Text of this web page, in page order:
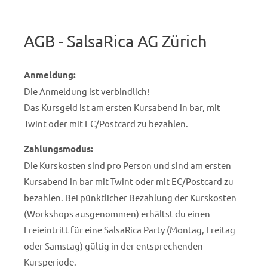
Vorname*
Tel. Mobile*
AGB - SalsaRica AG Zürich
Anmeldung:
Die Anmeldung ist verbindlich!
Das Kursgeld ist am ersten Kursabend in bar, mit
Twint oder mit EC/Postcard zu bezahlen.
Zahlungsmodus:
Die Kurskosten sind pro Person und sind am ersten
Kursabend in bar mit Twint oder mit EC/Postcard zu
bezahlen. Bei pünktlicher Bezahlung der Kurskosten
(Workshops ausgenommen) erhältst du einen
Freieintritt für eine SalsaRica Party (Montag, Freitag
oder Samstag) gültig in der entsprechenden
Kursperiode.